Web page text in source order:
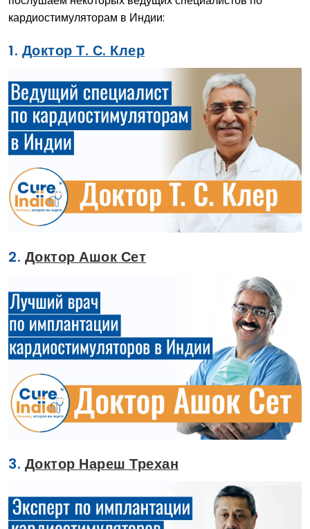
кардиостимуляторам в Индии:
1. Доктор Т. С. Клер
2. Доктор Ашок Сет
3. Доктор Нареш Трехан